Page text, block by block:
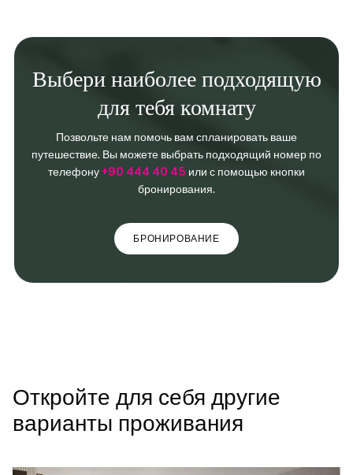
Выбери наиболее подходящую
для тебя комнату
Позвольте нам помочь вам спланировать ваше
путешествие. Вы можете выбрать подходящий номер по
телефону+90 444 40 45 или с помощью кнопки
бронирования.
БРОНИРОВАНИЕ
Откройте для себя другие
варианты проживания